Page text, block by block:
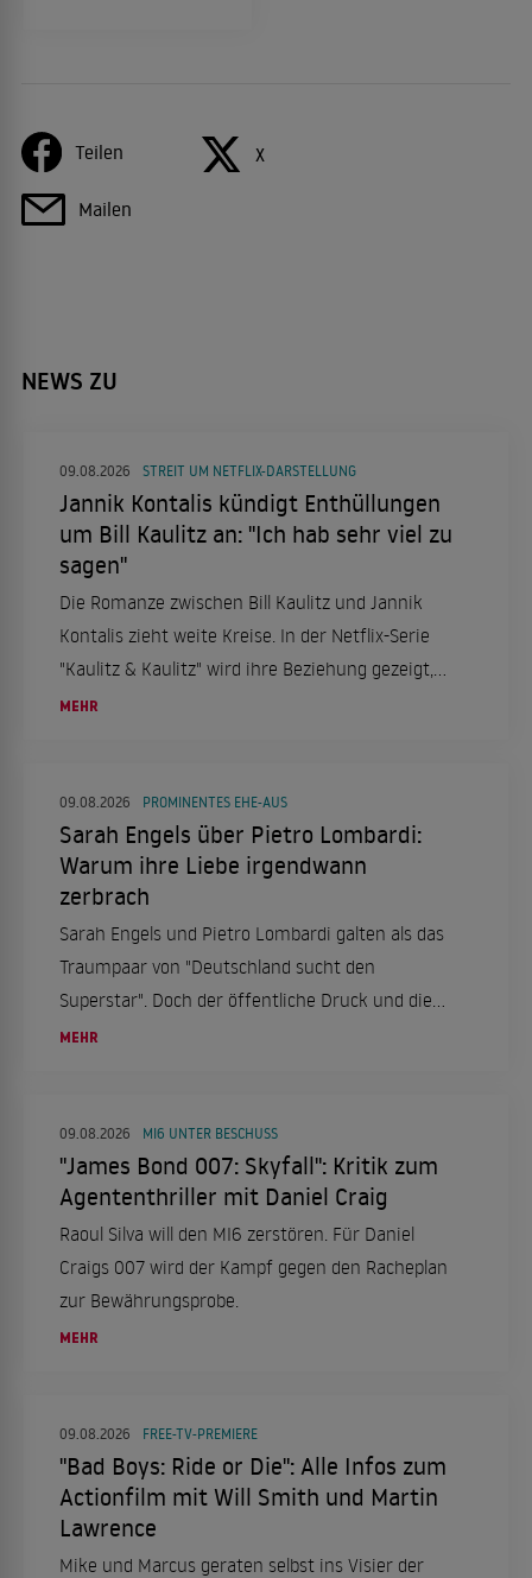
Teilen X
Mailen
NEWS ZU
09.08.2026 STREIT UM NETFLIX-DARSTELLUNG
Jannik Kontalis kündigt Enthüllungen
um Bill Kaulitz an: "Ich hab sehr viel zu
sagen"
Die Romanze zwischen Bill Kaulitz und Jannik
Kontalis zieht weite Kreise. In der Netflix-Serie
"Kaulitz & Kaulitz" wird ihre Beziehung gezeigt,
während sich Jannik gegen seine Darstellung
MEHR
09.08.2026 PROMINENTES EHE-AUS
Sarah Engels über Pietro Lombardi:
Warum ihre Liebe irgendwann
zerbrach
Sarah Engels und Pietro Lombardi galten als das
Traumpaar von "Deutschland sucht den
Superstar". Doch der öffentliche Druck und die
Kameras setzten ihrer Ehe zu. Heute reflektiert
MEHR
09.08.2026 MI6 UNTER BESCHUSS
"James Bond 007: Skyfall": Kritik zum
Agententhriller mit Daniel Craig
Raoul Silva will den MI6 zerstören. Für Daniel
Craigs 007 wird der Kampf gegen den Racheplan
zur Bewährungsprobe.
MEHR
09.08.2026 FREE-TV-PREMIERE
"Bad Boys: Ride or Die": Alle Infos zum
Actionfilm mit Will Smith und Martin
Lawrence
Mike und Marcus geraten selbst ins Visier der